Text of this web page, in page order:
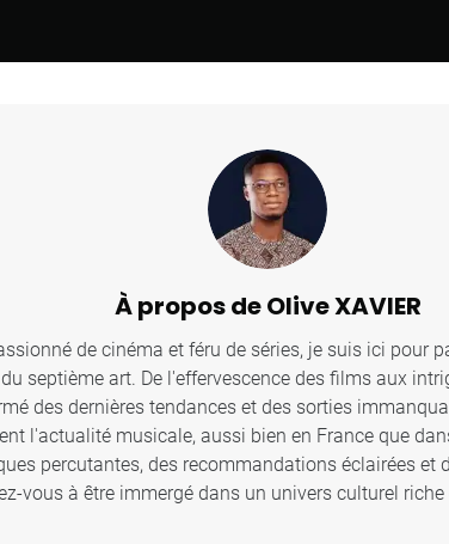
À propos de Olive XAVIER
de cinéma et féru de séries, je suis ici pour
septième art. De l'effervescence des films aux
des dernières tendances et des sorties
l'actualité musicale, aussi bien en France que
percutantes, des recommandations éclairées et
vous à être immergé dans un univers culturel